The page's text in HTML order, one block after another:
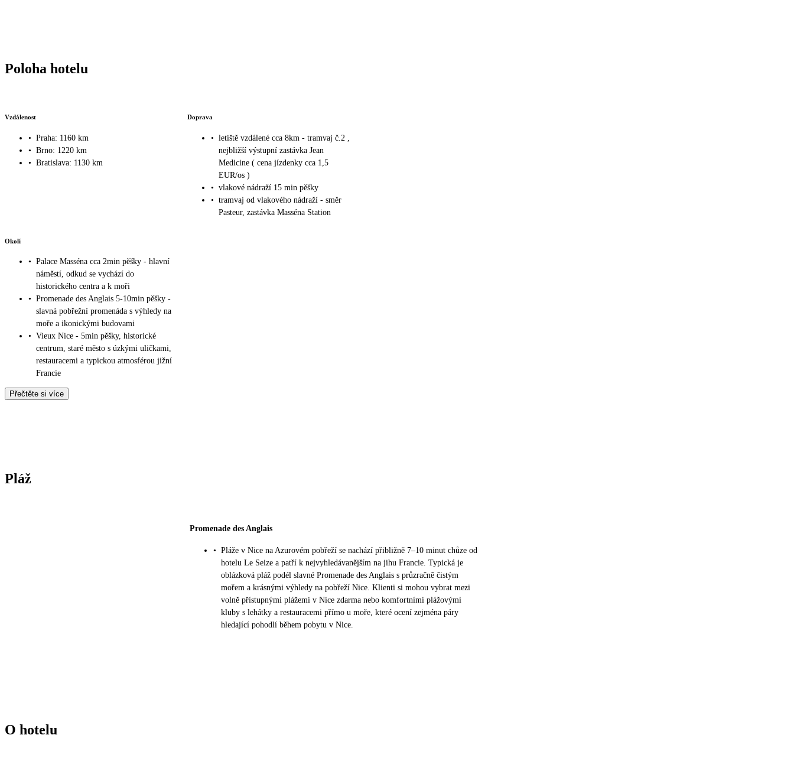
Poloha hotelu
Vzdálenost
• Praha: 1160 km
• Brno: 1220 km
• Bratislava: 1130 km
Doprava
• letiště vzdálené cca 8km - tramvaj č.2 ,
nejbližší výstupní zastávka Jean
Medicine ( cena jízdenky cca 1,5
EUR/os )
• vlakové nádraží 15 min pěšky
• tramvaj od vlakového nádraží - směr
Pasteur, zastávka Masséna Station
Okolí
• Palace Masséna cca 2min pěšky - hlavní
náměstí, odkud se vychází do
historického centra a k moři
• Promenade des Anglais 5-10min pěšky -
slavná pobřežní promenáda s výhledy na
moře a ikonickými budovami
• Vieux Nice - 5min pěšky, historické
centrum, staré město s úzkými uličkami,
restauracemi a typickou atmosférou jižní
Francie
Přečtěte si více
Pláž
Promenade des Anglais
• Pláže v Nice na Azurovém pobřeží se nachází přibližně 7–10 minut chůze od
hotelu Le Seize a patří k nejvyhledávanějším na jihu Francie. Typická je
oblázková pláž podél slavné Promenade des Anglais s průzračně čistým
mořem a krásnými výhledy na pobřeží Nice. Klienti si mohou vybrat mezi
volně přístupnými plážemi v Nice zdarma nebo komfortními plážovými
kluby s lehátky a restauracemi přímo u moře, které ocení zejména páry
hledající pohodlí během pobytu v Nice.
O hotelu